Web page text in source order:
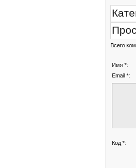
Всего
Имя *:
Email *:
Код *: